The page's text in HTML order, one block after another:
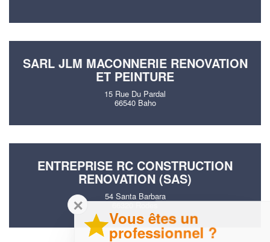
SARL JLM MACONNERIE RENOVATION
ET PEINTURE
15 Rue Du Pardal
66540 Baho
ENTREPRISE RC CONSTRUCTION
RENOVATION (SAS)
54 Santa Barbara
66320 Rodes
✕
Vous êtes un
professionnel ?